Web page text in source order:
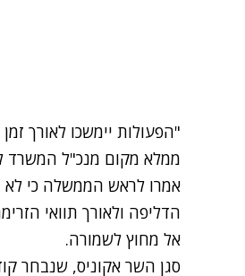
"הפעולות יימשכו לאורך
ממלא מקום מנכ"ל המשרד
אמרו לראש הממשלה כי לא
הדליפה ולאורך תוואי
אל מחוץ לשמורה.
סגן השר אקוניס, שנבחר